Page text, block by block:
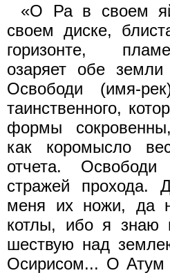
«О Ра в своем
своем диске,
горизонте,
озаряет обе
Освободи (имя-
таинственного,
формы
как коромысло
отчета.
стражей прохода.
меня их ножи, да
котлы, ибо я знаю
шествую над
Осирисом... О Атум